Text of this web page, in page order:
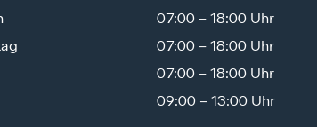
07:00 – 18:00 Uhr
07:00 – 18:00 Uhr
07:00 – 18:00 Uhr
09:00 – 13:00 Uhr